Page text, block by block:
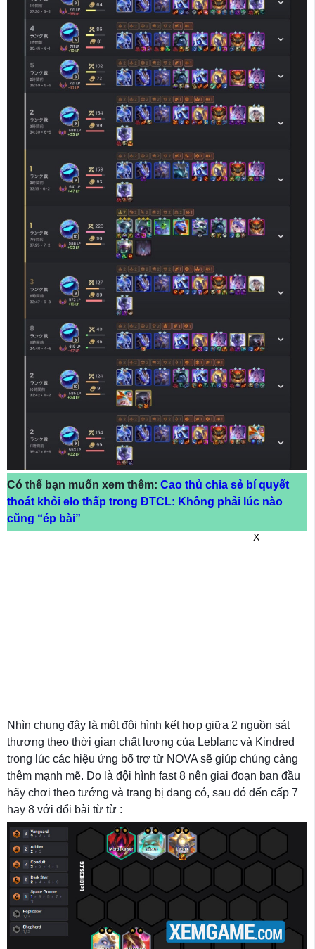
Có thể bạn muốn xem thêm: Cao thủ chia sẻ bí quyết
thoát khỏi elo thấp trong ĐTCL: Không phải lúc nào
cũng “ép bài”
X
Nhìn chung đây là một đội hình kết hợp giữa 2 nguồn sát
thương theo thời gian chất lượng của Leblanc và Kindred
trong lúc các hiệu ứng bổ trợ từ NOVA sẽ giúp chúng càng
thêm mạnh mẽ. Do là đội hình fast 8 nên giai đoạn ban đầu
hãy chơi theo tướng và trang bị đang có, sau đó đến cấp 7
hay 8 với đổi bài từ từ :